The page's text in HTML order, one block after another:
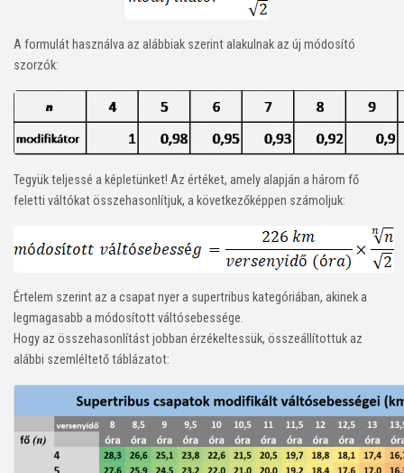
A formulát használva az alábbiak szerint alakulnak az új módosító
szorzók:
Tegyük teljessé a képletünket! Az értéket, amely alapján a három fő
feletti váltókat összehasonlítjuk, a következőképpen számoljuk:
Értelem szerint az a csapat nyer a supertribus kategóriában, akinek a
legmagasabb a módosított váltósebessége.
Hogy az összehasonlítást jobban érzékeltessük, összeállítottuk az
alábbi szemléltető táblázatot: